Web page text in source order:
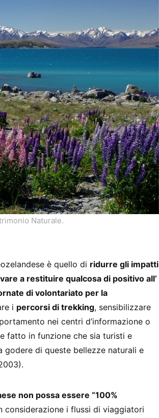
Naturale.
è quello di ridurre gli impatti
a restituire qualcosa di positivo all’
di volontariato per la
i percorsi di trekking, sensibilizzare
nei centri d’informazione o
fatto in funzione che sia turisti e
godere di queste bellezze naturali e
non possa essere “100%
considerazione i flussi di viaggiatori